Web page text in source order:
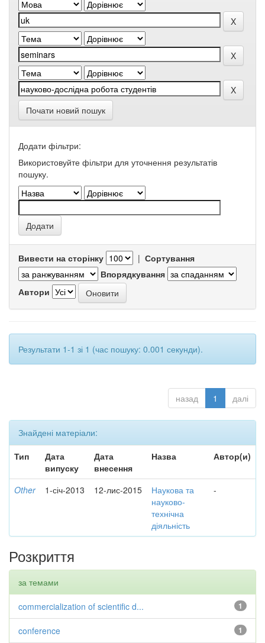
Почати новий пошук
Додати фільтри:
Використовуйте фільтри для уточнення результатів
пошуку.
Вивести на сторінку | Сортування
Впорядкування
Автори
Результати 1-1 зі 1 (час пошуку: 0.001 секунди).
назад 1 далі
Знайдені матеріали:
Тип
Дата
випуску
Дата
внесення
Назва Автор(и)
Other 1-січ-2013 12-лис-2015
Наукова та
науково-
технічна
діяльність
-
Розкриття
за темами
1
commercialization of scientific d...
1
conference